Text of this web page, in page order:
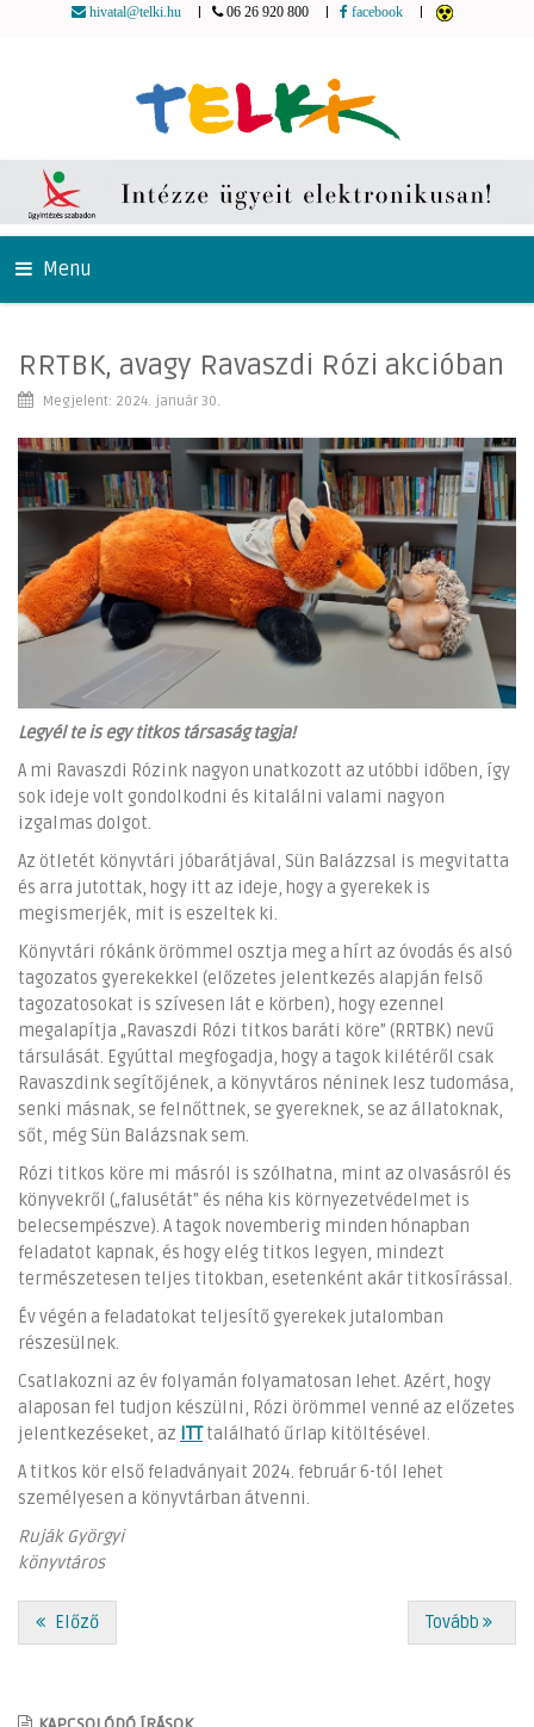
hivatal@telki.hu 06 26 920 800 facebook
Menu
RRTBK, avagy Ravaszdi Rózi akcióban
Megjelent: 2024. január 30.
Legyél te is egy titkos társaság tagja!
A mi Ravaszdi Rózink nagyon unatkozott az utóbbi időben, így
sok ideje volt gondolkodni és kitalálni valami nagyon
izgalmas dolgot.
Az ötletét könyvtári jóbarátjával, Sün Balázzsal is megvitatta
és arra jutottak, hogy itt az ideje, hogy a gyerekek is
megismerjék, mit is eszeltek ki.
Könyvtári rókánk örömmel osztja meg a hírt az óvodás és alsó
tagozatos gyerekekkel (előzetes jelentkezés alapján felső
tagozatosokat is szívesen lát e körben), hogy ezennel
megalapítja „Ravaszdi Rózi titkos baráti köre” (RRTBK) nevű
társulását. Egyúttal megfogadja, hogy a tagok kilétéről csak
Ravaszdink segítőjének, a könyvtáros néninek lesz tudomása,
senki másnak, se felnőttnek, se gyereknek, se az állatoknak,
sőt, még Sün Balázsnak sem.
Rózi titkos köre mi másról is szólhatna, mint az olvasásról és
könyvekről („falusétát” és néha kis környezetvédelmet is
belecsempészve). A tagok novemberig minden hónapban
feladatot kapnak, és hogy elég titkos legyen, mindezt
természetesen teljes titokban, esetenként akár titkosírással.
Év végén a feladatokat teljesítő gyerekek jutalomban
részesülnek.
Csatlakozni az év folyamán folyamatosan lehet. Azért, hogy
alaposan fel tudjon készülni, Rózi örömmel venné az előzetes
jelentkezéseket, az ITTtalálható űrlap kitöltésével.
A titkos kör első feladványait 2024. február 6-tól lehet
személyesen a könyvtárban átvenni.
Ruják Györgyi
könyvtáros
Előző Tovább